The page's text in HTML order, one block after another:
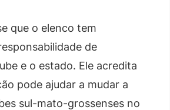
que o elenco tem
de
e o estado. Ele acredita
pode ajudar a mudar a
sul-mato-grossenses no